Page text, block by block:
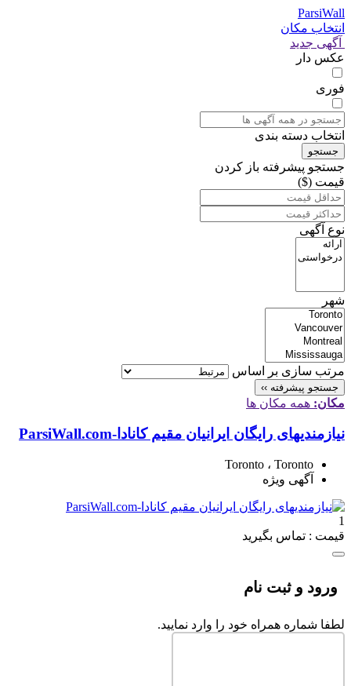
ParsiWall
انتخاب مکان
آگهی جدید
عکس دار
فوری
انتخاب دسته بندی
جستجو
جستجو پیشرفته باز کردن
قیمت ($)
نوع آگهی
شهر
مرتب سازی بر اساس
جستجو پیشرفته ››
مکان: همه مکان ها
نیازمندیهای رایگان ایرانیان مقیم کانادا-ParsiWall.com
Toronto ، Toronto
آگهی ویژه
1
قیمت : تماس بگیرید
ورود و ثبت نام
لطفا شماره همراه خود را وارد نمایید.